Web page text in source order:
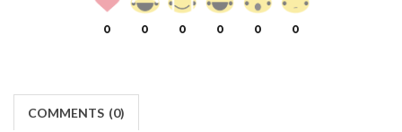
0 0 0 0 0 0
COMMENTS (0)